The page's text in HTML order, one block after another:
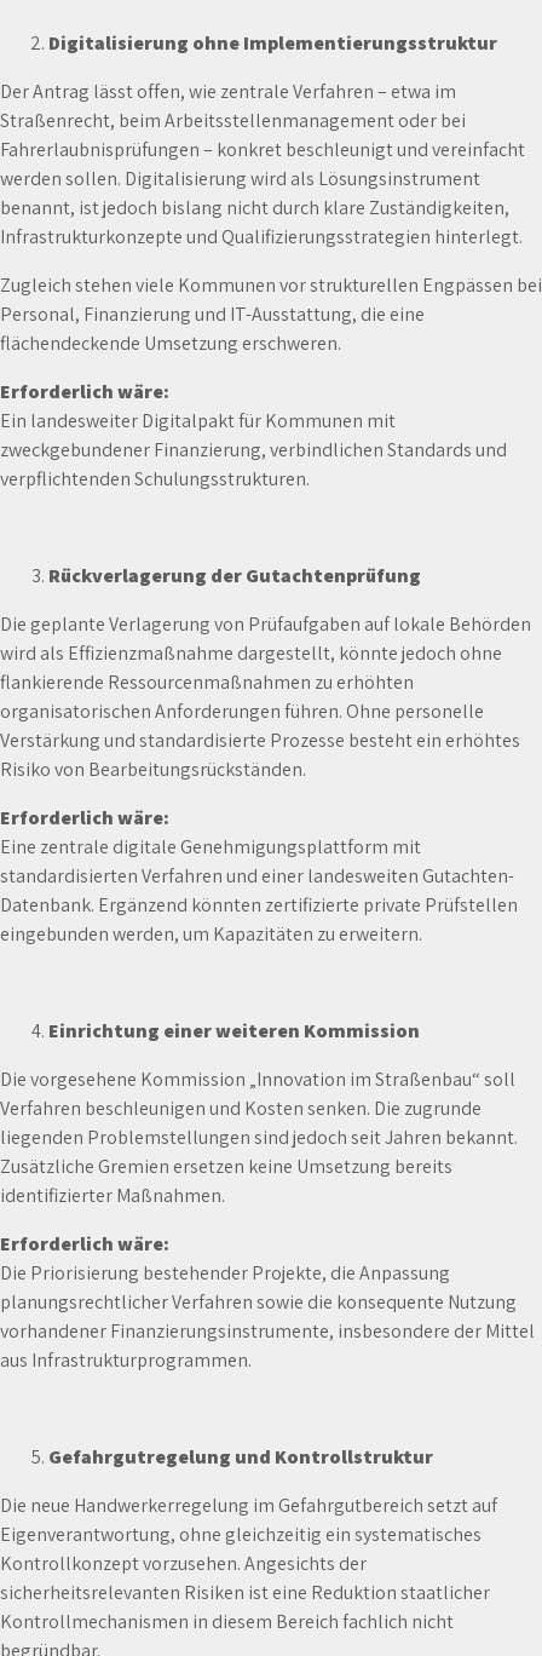
Digitalisierung ohne Implementierungsstruktur
Der Antrag lässt offen, wie zentrale Verfahren – etwa im
Straßenrecht, beim Arbeitsstellenmanagement oder bei
Fahrerlaubnisprüfungen – konkret beschleunigt und vereinfacht
werden sollen. Digitalisierung wird als Lösungsinstrument
benannt, ist jedoch bislang nicht durch klare Zuständigkeiten,
Infrastrukturkonzepte und Qualifizierungsstrategien hinterlegt.
Zugleich stehen viele Kommunen vor strukturellen Engpässen bei
Personal, Finanzierung und IT-Ausstattung, die eine
flächendeckende Umsetzung erschweren.
Erforderlich wäre:
Ein landesweiter Digitalpakt für Kommunen mit
zweckgebundener Finanzierung, verbindlichen Standards und
verpflichtenden Schulungsstrukturen.
Rückverlagerung der Gutachtenprüfung
Die geplante Verlagerung von Prüfaufgaben auf lokale Behörden
wird als Effizienzmaßnahme dargestellt, könnte jedoch ohne
flankierende Ressourcenmaßnahmen zu erhöhten
organisatorischen Anforderungen führen. Ohne personelle
Verstärkung und standardisierte Prozesse besteht ein erhöhtes
Risiko von Bearbeitungsrückständen.
Erforderlich wäre:
Eine zentrale digitale Genehmigungsplattform mit
standardisierten Verfahren und einer landesweiten Gutachten-
Datenbank. Ergänzend könnten zertifizierte private Prüfstellen
eingebunden werden, um Kapazitäten zu erweitern.
Einrichtung einer weiteren Kommission
Die vorgesehene Kommission „Innovation im Straßenbau“ soll
Verfahren beschleunigen und Kosten senken. Die zugrunde
liegenden Problemstellungen sind jedoch seit Jahren bekannt.
Zusätzliche Gremien ersetzen keine Umsetzung bereits
identifizierter Maßnahmen.
Erforderlich wäre:
Die Priorisierung bestehender Projekte, die Anpassung
planungsrechtlicher Verfahren sowie die konsequente Nutzung
vorhandener Finanzierungsinstrumente, insbesondere der Mittel
aus Infrastrukturprogrammen.
Gefahrgutregelung und Kontrollstruktur
Die neue Handwerkerregelung im Gefahrgutbereich setzt auf
Eigenverantwortung, ohne gleichzeitig ein systematisches
Kontrollkonzept vorzusehen. Angesichts der
sicherheitsrelevanten Risiken ist eine Reduktion staatlicher
Kontrollmechanismen in diesem Bereich fachlich nicht
begründbar.